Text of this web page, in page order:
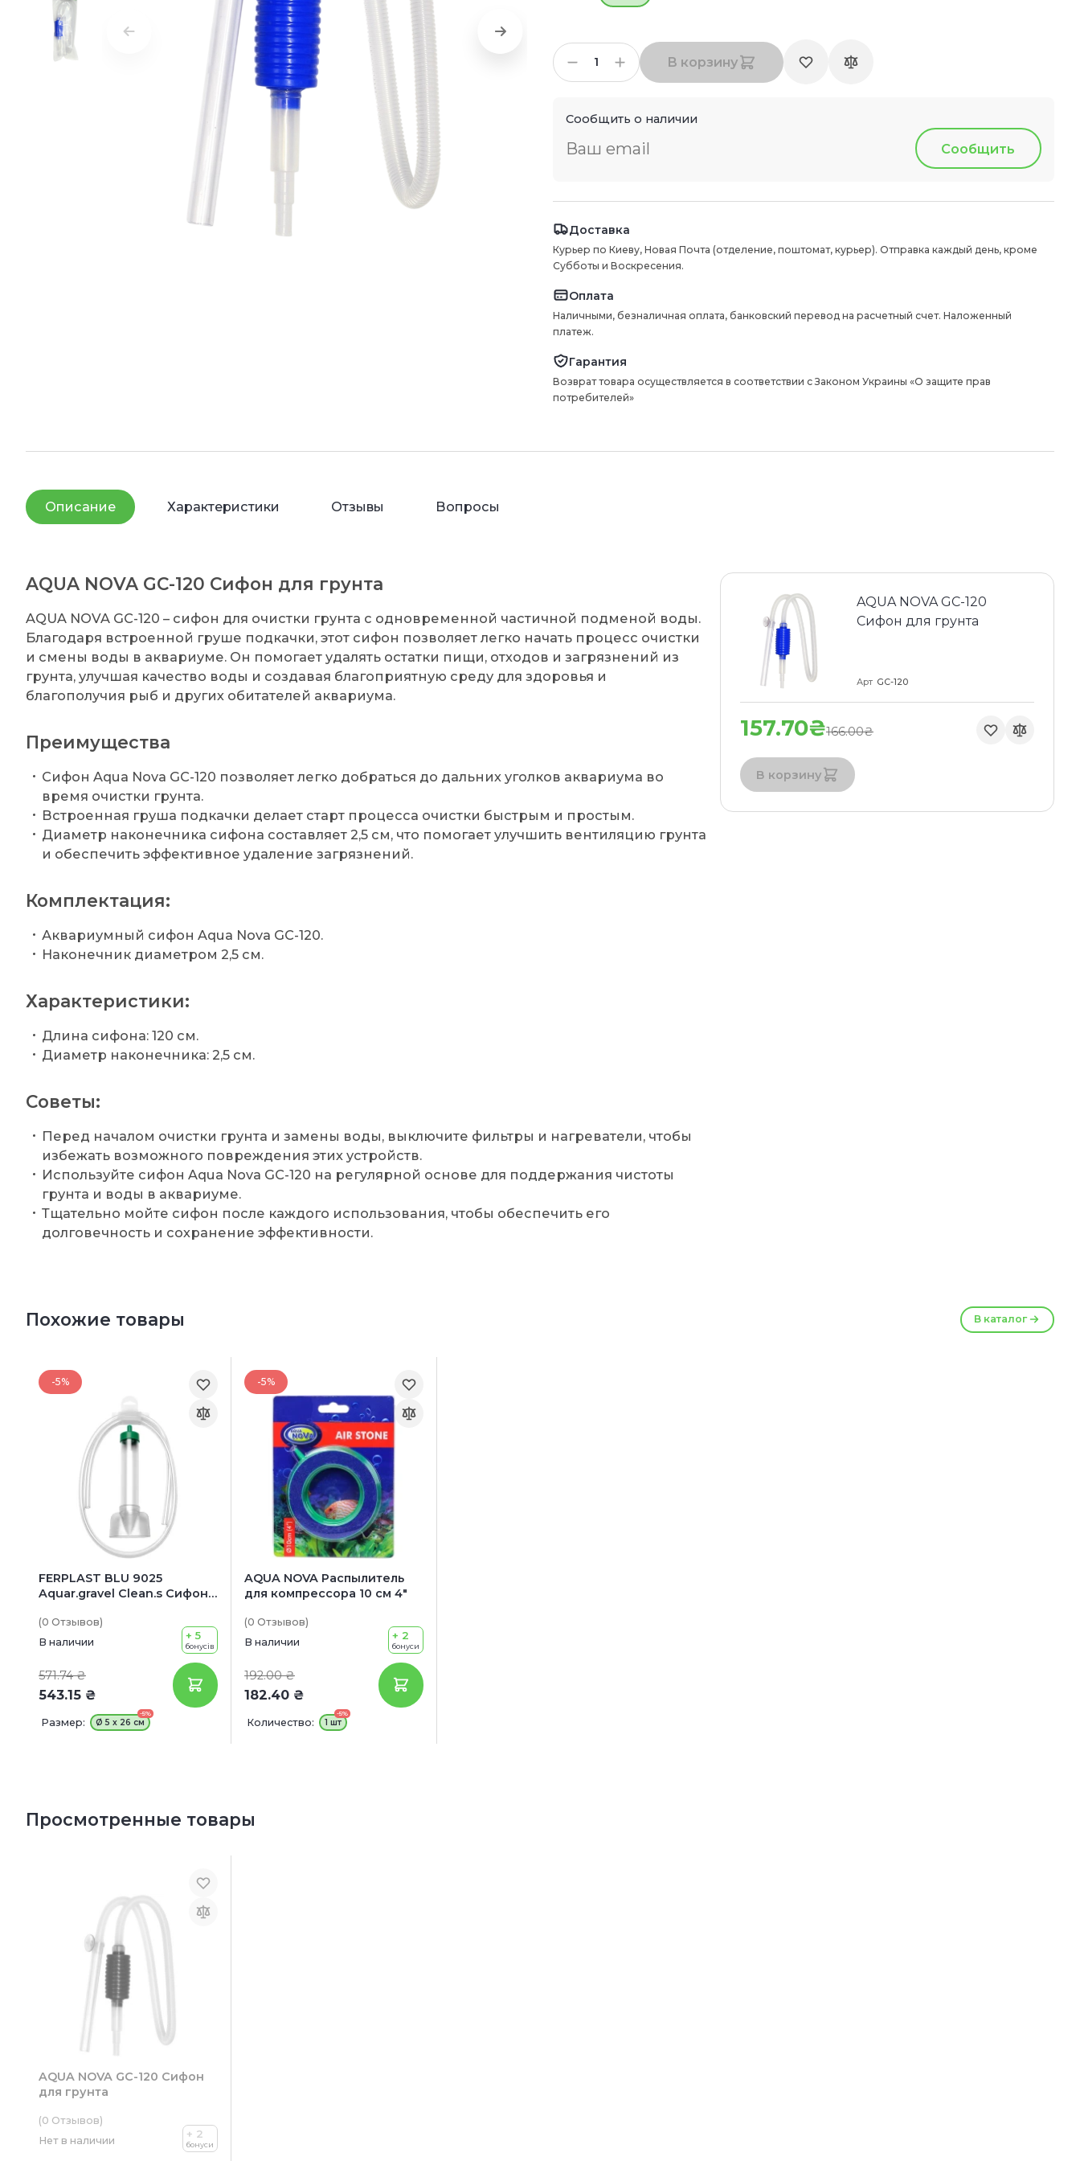
В корзину
Сообщить о наличии
Сообщить
Доставка
Курьер по Киеву, Новая Почта (отделение, поштомат, курьер). Отправка каждый день, кроме
Субботы и Воскресения.
Оплата
Наличными, безналичная оплата, банковский перевод на расчетный счет. Наложенный
платеж.
Гарантия
Возврат товара осуществляется в соответствии с Законом Украины «О защите прав
потребителей»
Описание Характеристики Отзывы Вопросы
AQUA NOVA GC-120 Сифон для грунта
AQUA NOVA GC-120 – сифон для очистки грунта с одновременной частичной подменой воды.
Благодаря встроенной груше подкачки, этот сифон позволяет легко начать процесс очистки
и смены воды в аквариуме. Он помогает удалять остатки пищи, отходов и загрязнений из
грунта, улучшая качество воды и создавая благоприятную среду для здоровья и
благополучия рыб и других обитателей аквариума.
Преимущества
Сифон Aqua Nova GC-120 позволяет легко добраться до дальних уголков аквариума во
время очистки грунта.
Встроенная груша подкачки делает старт процесса очистки быстрым и простым.
Диаметр наконечника сифона составляет 2,5 см, что помогает улучшить вентиляцию грунта
и обеспечить эффективное удаление загрязнений.
Комплектация:
Аквариумный сифон Aqua Nova GC-120.
Наконечник диаметром 2,5 см.
Характеристики:
Длина сифона: 120 см.
Диаметр наконечника: 2,5 см.
Советы:
Перед началом очистки грунта и замены воды, выключите фильтры и нагреватели, чтобы
избежать возможного повреждения этих устройств.
Используйте сифон Aqua Nova GC-120 на регулярной основе для поддержания чистоты
грунта и воды в аквариуме.
Тщательно мойте сифон после каждого использования, чтобы обеспечить его
долговечность и сохранение эффективности.
AQUA NOVA GC-120
Сифон для грунта
Арт GC-120
157.70₴166.00₴
В корзину
Похожие товары В каталог
-5%
FERPLAST BLU 9025
Aquar.gravel Clean.s Сифон
аквариуме
(0 Отзывов)
В наличии
571.74 ₴
543.15 ₴
+ 5
бонусів
Размер:
-5%
Ø 5 x 26 см
-5%
AQUA NOVA Распылитель
для компрессора 10 см 4"
(0 Отзывов)
В наличии
192.00 ₴
182.40 ₴
+ 2
бонуси
Количество:
-5%
1 шт
Просмотренные товары
AQUA NOVA GC-120 Сифон
для грунта
(0 Отзывов)
Нет в наличии
+ 2
бонуси